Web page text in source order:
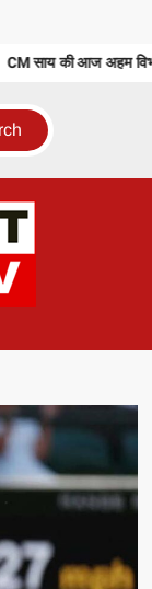
CM साय की आज अहम